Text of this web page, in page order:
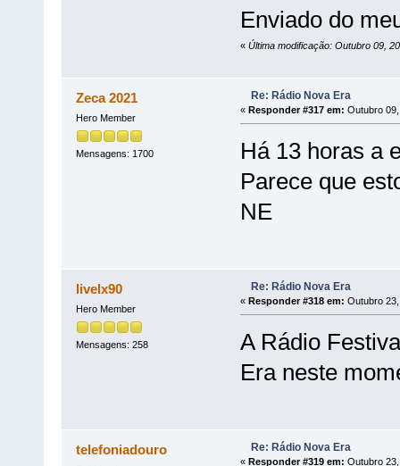
Enviado do
« Última modificação: Outubro 09,
Zeca 2021
Hero Member
Mensagens: 1700
Re: Rádio Nova Era
« Responder #317 em: Outubro
Há 13 horas a
Parece que
NE
livelx90
Hero Member
Mensagens: 258
Re: Rádio Nova Era
« Responder #318 em: Outubro
A Rádio
Era neste
telefoniadouro Re: Rádio Nova Era
« Responder #319 em: Outubro